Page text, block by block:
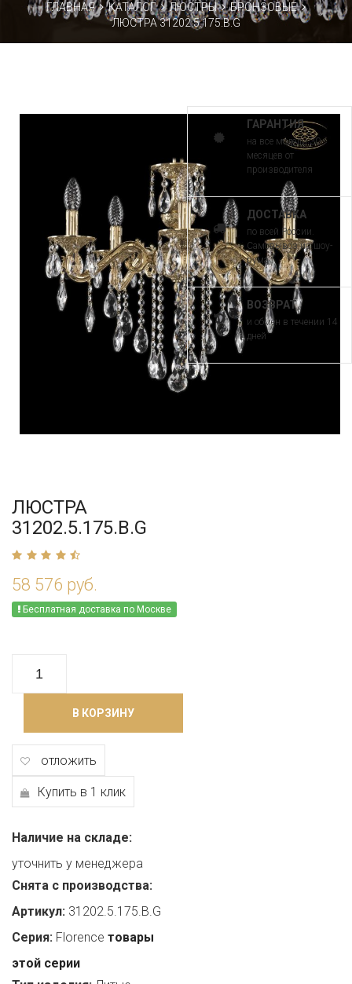
ГЛАВНАЯ КАТАЛОГ ЛЮСТРЫ
БРОНЗОВЫЕ
ЛЮСТРА 31202.5.175.B.G
ЛЮСТРА
31202.5.175.B.G
58 576 руб.
Бесплатная доставка по Москве
В КОРЗИНУ
отложить
Купить в 1 клик
Наличие на складе:
уточнить у менеджера
Снята с производства:
Артикул: 31202.5.175.B.G
Серия: Florence товары
этой серии
ГАРАНТИЯ
на все модели 30
месяцев от
производителя
ДОСТАВКА
по всей России.
Самовывоз из шоу-
рума
ВОЗВРАТ
и обмен в течении 14
дней